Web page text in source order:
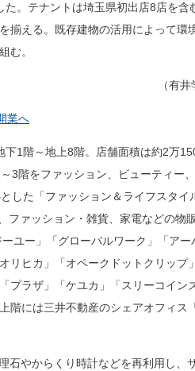
。テナントは埼玉県初出店8店を含
揃える。既存建物の活用によって環
む。
（有井
業へ
1階～地上8階。店舗面積は約2万
3階をファッション、ビューティー
した「ファッション＆ライフスタイ
ファッション・雑貨、家電などの物
ユー」「グローバルワーク」「アー
リヒカ」「オペークドットクリップ」
プラザ」「ケユカ」「スリーコイン
階には三井不動産のシェアオフィス
石やからくり時計などを再利用し、